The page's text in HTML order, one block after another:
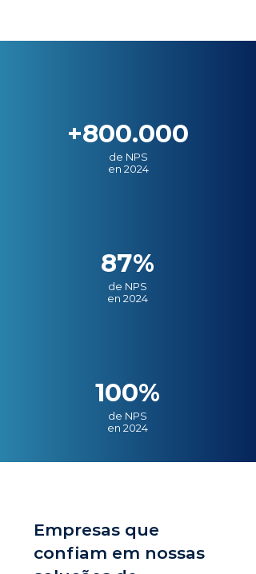
+800.000
de NPS
en 2024
87%
de NPS
en 2024
100%
de NPS
en 2024
Empresas que
confiam em nossas